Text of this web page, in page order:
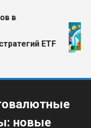
в
ETF
новые